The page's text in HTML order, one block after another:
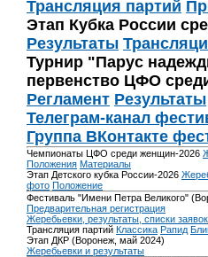
Трансляция партий
Этап Кубка России
Результаты
Турнир "Парус
первенство ЦФО
Регламент Результаты
Телеграм-канал
Группа ВКонтакте
Чемпионаты ЦФО среди женщин-2026
Положения Материалы
Этап Детского кубка России-2026
фото Положение
Фестиваль "Имени Петра Великого"
Предварительная регистрация
Жеребьевки, результаты, списки заявок
Трансляция партий Классика Рапид
Этап ДКР (Воронеж, май 2024)
Жеребьевки и результаты